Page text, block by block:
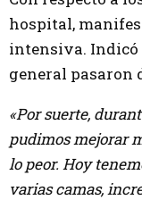
hospital,
intensiva. Indicó
general pasaron
«Por suerte,
pudimos mejorar
lo peor. Hoy
varias camas,